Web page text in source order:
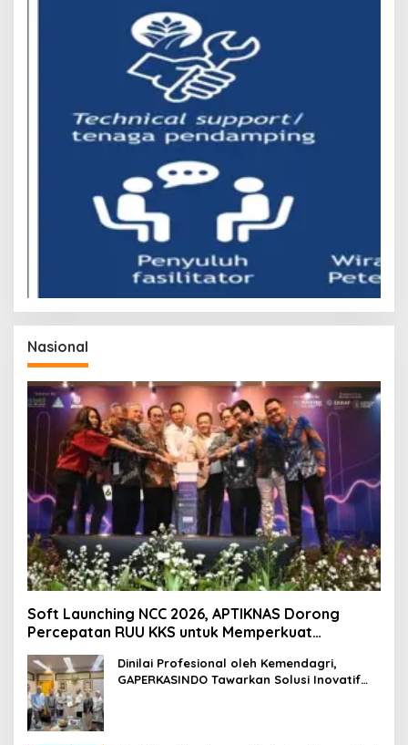
Nasional
Soft Launching NCC 2026, APTIKNAS Dorong
Percepatan RUU KKS untuk Memperkuat
Kedaulatan Digital Indonesia
Dinilai Profesional oleh Kemendagri,
GAPERKASINDO Tawarkan Solusi Inovatif